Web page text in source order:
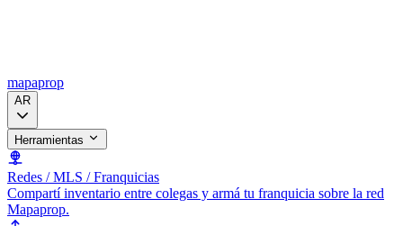
mapaprop
AR
Herramientas
Redes / MLS / Franquicias
Compartí inventario entre colegas y armá tu franquicia sobre la red
Mapaprop.